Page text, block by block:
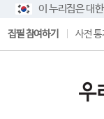
이 누리집은 대
집필 참여하기 사전 통